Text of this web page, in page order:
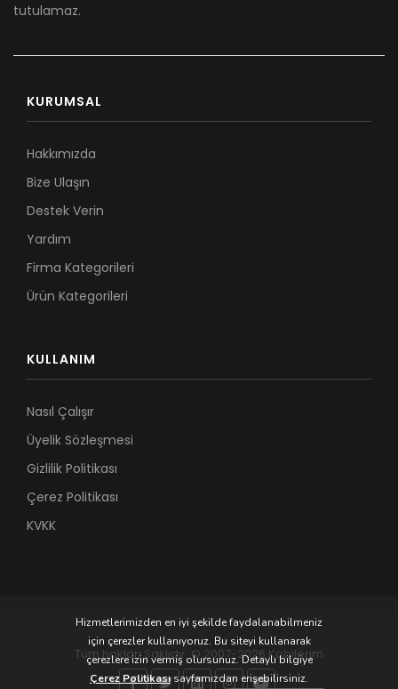
tutulamaz.
KURUMSAL
Hakkımızda
Bize Ulaşın
Destek Verin
Yardım
Firma Kategorileri
Ürün Kategorileri
KULLANIM
Nasıl Çalışır
Üyelik Sözleşmesi
Gizlilik Politikası
Çerez Politikası
KVKK
Tüm hakları Saklıdır. © 2007-2026 Kobilerim
Hizmetlerimizden en iyi şekilde faydalanabilmeniz
için çerezler kullanıyoruz. Bu siteyi kullanarak
çerezlere izin vermiş olursunuz. Detaylı bilgiye
Çerez Politikasısayfamızdan erişebilirsiniz.